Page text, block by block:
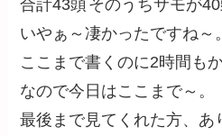
エルフ君もクローカ君、ハ
次は仲良し兄妹、
ブラン君